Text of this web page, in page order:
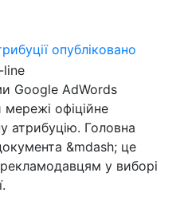
опубліковано
Google AdWords
офіційне
атрибуцію. Головна
&mdash; це
у виборі